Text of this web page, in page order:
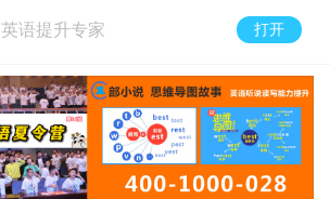
英语提升专家 打开